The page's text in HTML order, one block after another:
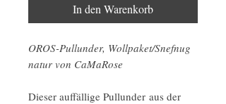
In den Warenkorb
OROS-Pullunder, Wollpaket/Snefnug
natur von CaMaRose
Dieser auffällige Pullunder aus der